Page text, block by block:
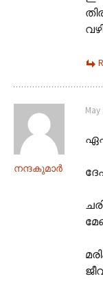
നന്ദകുമാര്‍
May